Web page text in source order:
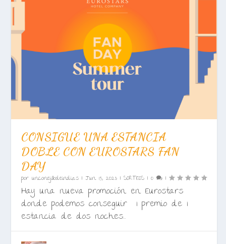
CONSIGUE UNA ESTANCIA
DOBLE CON EUROSTARS FAN
DAY
porunconejillodeindias | Jun 15, 2023 |SORTEOS |0 |
Hay una nueva promoción en Eurostars
donde podemos conseguir 1 premio de 1
estancia de dos noches...